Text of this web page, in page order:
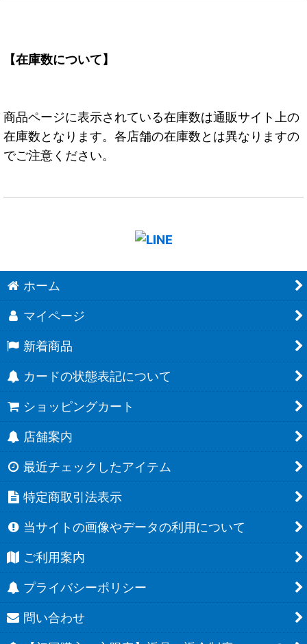
【在庫数について】
商品ページに表示されている在庫数は通販サイト上の
在庫数となります。各店舗の在庫数とは異なりますの
でご注意ください。
ホーム
マイページ
新着商品
カードの状態表記について
ショッピングカート
店舗案内
最近チェックしたアイテム
特定商取引法表示
当サイトの画像やデータの利用について
ご利用案内
プライバシーポリシー
問い合わせ